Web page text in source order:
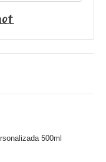
500ml